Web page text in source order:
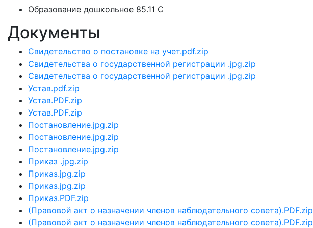
Образование дошкольное 85.11 C
Документы
Свидетельство о постановке на учет.pdf.zip
Свидетельства о государственной регистрации .jpg.zip
Свидетельства о государственной регистрации .jpg.zip
Устав.pdf.zip
Устав.PDF.zip
Устав.PDF.zip
Постановление.jpg.zip
Постановление.jpg.zip
Постановление.jpg.zip
Приказ .jpg.zip
Приказ.jpg.zip
Приказ.jpg.zip
Приказ.PDF.zip
(Правовой акт о назначении членов наблюдательного совета).PDF.zip
(Правовой акт о назначении членов наблюдательного совета).PDF.zip